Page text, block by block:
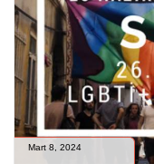
Mart 8, 2024